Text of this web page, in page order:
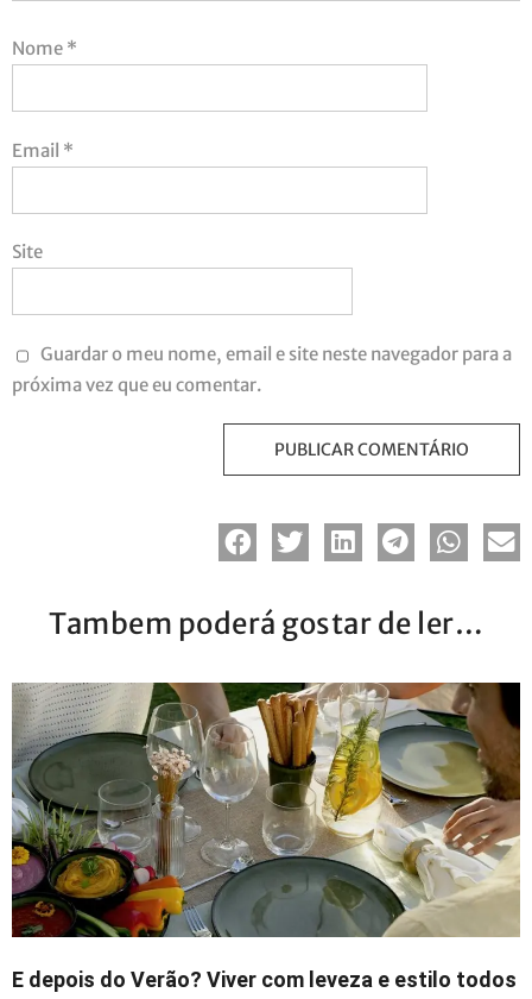
Nome *
Email *
Site
Guardar o meu nome, email e site neste navegador para a
próxima vez que eu comentar.
Tambem poderá gostar de ler…
E depois do Verão? Viver com leveza e estilo todos